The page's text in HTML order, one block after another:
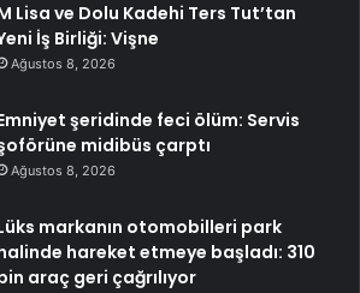
Lisa ve Dolu Kadehi Ters Tut’tan
İş Birliği: Vişne
Ağustos 8, 2026
şeridinde feci ölüm: Servis
midibüs çarptı
Ağustos 8, 2026
markanın otomobilleri park
hareket etmeye başladı: 310
araç geri çağrılıyor